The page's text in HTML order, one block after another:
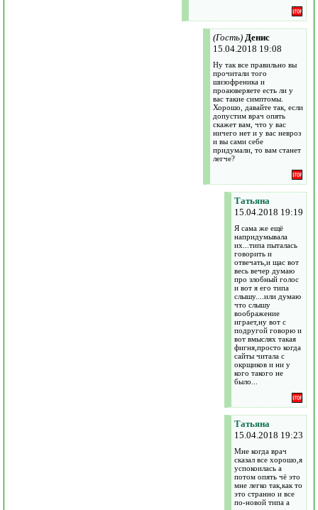
(Гость) Денис
15.04.2018 19:08
Ну так все правильно вы
прочитали того
шизофреника и
проаюверяете есть ли у
вас такие симптомы.
Хорошо, давайте так, если
допустим врач опять
скажет вам, что у вас
ничего нет и у вас невроз
и вы сами себе
придумали, то вам станет
легче?
Татьяна
15.04.2018 19:19
Я сама же ещё
напридумывала
их...типа пыталась
говорить и
отвечать,и щас вот
весь вечер думаю
про злобный голос
и вот я его типа
слышу....или думаю
что слышу
воображение
играет,ну вот с
подругой говорю и
вот вмыслях такая
фигня,просто когда
сайты читала с
окрщиков и ни у
кого такого не
было...
Татьяна
15.04.2018 19:23
Мне когда врач
сказал все хорошо,я
успокоилась а
потом опять чё это
мне легко так,как то
это странно и все
по-новой типа а